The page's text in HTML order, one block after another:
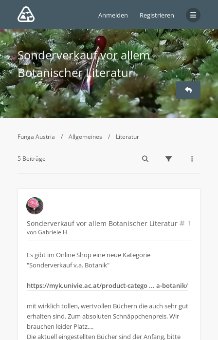
Anmelden Registrieren
Sonderverkauf vor allem
Botanischer Literatur
Funga Austria Allgemeines Literatur
5 Beiträge
Sonderverkauf vor allem Botanischer Literatur
1
vonGabriele H
Es gibt im Online Shop eine neue Kategorie
"Sonderverkauf v.a. Botanik"
https://myk.univie.ac.at/product-catego ... a-botanik/
mit wirklich tollen, wertvollen Büchern die auch sehr gut
erhalten sind. Zum absoluten Schnäppchenpreis. Wir
brauchen leider Platz....
Die aktuell eingestellten Bücher sind der Anfang, bitte